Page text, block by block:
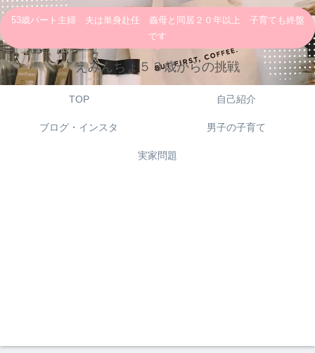
53歳パート主婦 夫は単身赴任 義母と同居２０年以上 子育ても終盤
です
えみんちょ５３歳からの挑戦
TOP 自己紹介
ブログ・インスタ 男子の子育て
実家問題